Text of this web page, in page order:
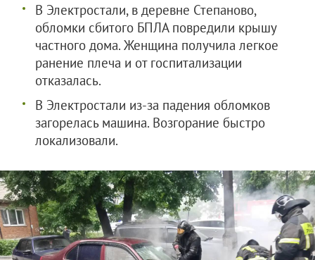
В Электростали, в деревне Степаново,
обломки сбитого БПЛА повредили крышу
частного дома. Женщина получила легкое
ранение плеча и от госпитализации
отказалась.
В Электростали из-за падения обломков
загорелась машина. Возгорание быстро
локализовали.